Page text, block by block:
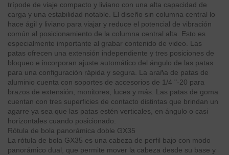
trípode de viaje compacto y liviano con una alta capacidad de
carga y una estabilidad notable. El diseño sin columna central lo
hace ágil y liviano para viajar y reduce el potencial de vibración
común al posicionamiento de la columna central alta. Esto es
especialmente importante al grabar contenido de video. Las
patas ofrecen una extensión independiente y tres posiciones de
bloqueo e incorporan ajuste automático del ángulo de las patas
para una configuración rápida y segura. La araña de patas de
aluminio cuenta con soportes de accesorios de 1/4 "-20 para
brazos de extensión, monitores, luces y más. Las patas de goma
cuentan con tres superficies de contacto distintas que brindan un
agarre ya sea que las patas estén verticales, en ángulo o casi
horizontales cuando posicionado.
Rótula de bola panorámica doble GX35
La rótula de bola GX35 es una cabeza de perfil bajo con modo
panorámico dual, que permite mover la cabeza desde su base y